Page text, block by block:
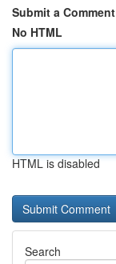
Submit a Comment
No HTML
HTML is disabled
Search